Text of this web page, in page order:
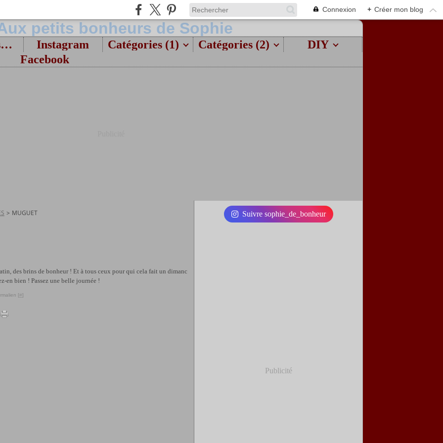
Connexion + Créer mon blog
Bienvenue et présentation Instagram Catégories (1) Catégories (2)
DIY
Facebook
> MUGUET
des brins de bonheur ! Et à tous ceux pour qui cela fait un dimanc
en bien ! Passez une belle journée !
[#]
Suivre sophie_de_bonheur
Publicité